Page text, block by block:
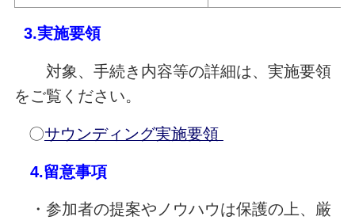
3.実施要領
対象、手続き内容等の詳細は、実施要領
をご覧ください。
〇サウンディング実施要領
4.留意事項
・参加者の提案やノウハウは保護の上、厳